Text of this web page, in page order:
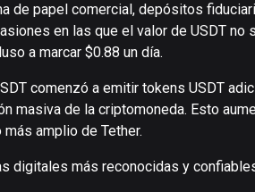
de papel comercial, depósitos
en las que el valor de USDT no
a marcar $0.88 un día.
comenzó a emitir tokens USDT
masiva de la criptomoneda. Esto
amplio de Tether.
digitales más reconocidas y